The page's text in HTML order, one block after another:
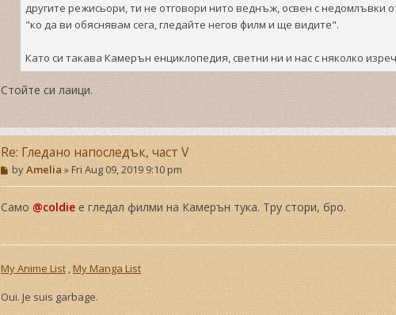
другите режисьори, ти не отговори нито веднъж, освен с недомлъвки
"ко да ви обяснявам сега, гледайте негов филм и ще видите".
Като си такава Камерън енциклопедия, светни ни и нас с няколко
Стойте си лаици.
Re: Гледано напоследък, част V
P
o
s
t
byAmelia »Fri Aug 09, 2019 9:10 pm
Само@coldieе гледал филми на Камерън тука. Тру стори, бро.
My Anime List,My Manga List
Oui. Je suis garbage.